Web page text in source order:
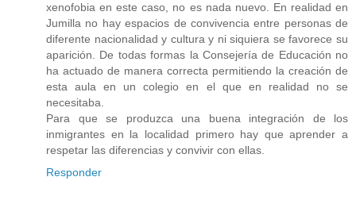
xenofobia en este caso, no es nada nuevo. En realidad en
Jumilla no hay espacios de convivencia entre personas de
diferente nacionalidad y cultura y ni siquiera se favorece su
aparición. De todas formas la Consejería de Educación no
ha actuado de manera correcta permitiendo la creación de
esta aula en un colegio en el que en realidad no se
necesitaba.
Para que se produzca una buena integración de los
inmigrantes en la localidad primero hay que aprender a
respetar las diferencias y convivir con ellas.
Responder